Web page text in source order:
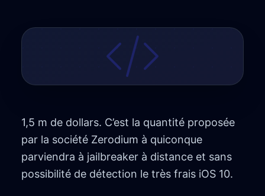
1,5 m de dollars. C’est la quantité proposée
par la société Zerodium à quiconque
parviendra à jailbreaker à distance et sans
possibilité de détection le très frais iOS 10.